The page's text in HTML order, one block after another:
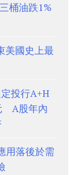
桶油跌1%
國史上最
投行A+H
A股年內
用落後於需